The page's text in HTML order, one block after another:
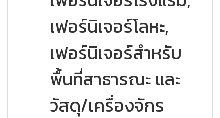
เฟอร์นิเจอร์โลหะ,
เฟอร์นิเจอร์สำหรับ
พื้นที่สาธารณะ และ
วัสดุ/เครื่องจักร